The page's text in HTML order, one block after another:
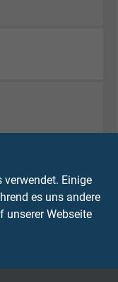
verwendet. Einige
es uns andere
unserer Webseite